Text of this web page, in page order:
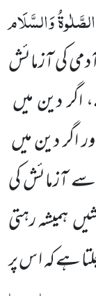
الصَّلٰوۃُ وَالسَّلَام
کی آزمائش
دین میں
اگر دین میں
آزمائش کی
ہمیشہ رہتی
ہے کہ ا س پر